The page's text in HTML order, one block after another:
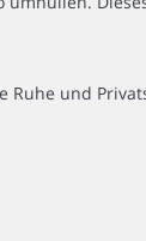
Ruhe und